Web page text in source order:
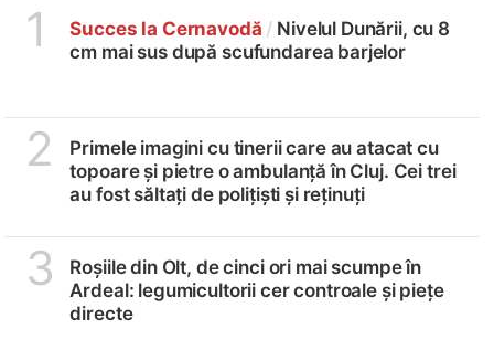
1 Succes la Cernavodă / Nivelul Dunării, cu 8
cm mai sus după scufundarea barjelor
2
Primele imagini cu tinerii care au atacat cu
topoare și pietre o ambulanță în Cluj. Cei trei
au fost săltați de polițiști și reținuți
3
Roșiile din Olt, de cinci ori mai scumpe în
Ardeal: legumicultorii cer controale și piețe
directe